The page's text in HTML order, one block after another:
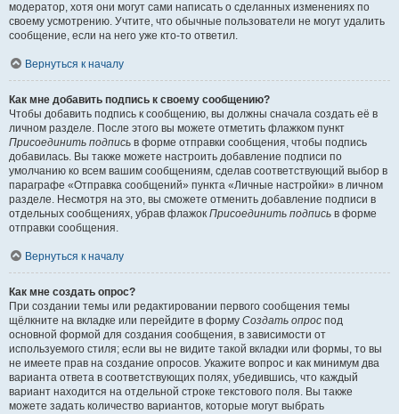
модератор, хотя они могут сами написать о сделанных изменениях по
своему усмотрению. Учтите, что обычные пользователи не могут удалить
сообщение, если на него уже кто-то ответил.
Вернуться к началу
Как мне добавить подпись к своему сообщению?
Чтобы добавить подпись к сообщению, вы должны сначала создать её в
личном разделе. После этого вы можете отметить флажком пункт
Присоединить подпись в форме отправки сообщения, чтобы подпись
добавилась. Вы также можете настроить добавление подписи по
умолчанию ко всем вашим сообщениям, сделав соответствующий выбор в
параграфе «Отправка сообщений» пункта «Личные настройки» в личном
разделе. Несмотря на это, вы сможете отменить добавление подписи в
отдельных сообщениях, убрав флажок Присоединить подпись в форме
отправки сообщения.
Вернуться к началу
Как мне создать опрос?
При создании темы или редактировании первого сообщения темы
щёлкните на вкладке или перейдите в форму Создать опрос под
основной формой для создания сообщения, в зависимости от
используемого стиля; если вы не видите такой вкладки или формы, то вы
не имеете прав на создание опросов. Укажите вопрос и как минимум два
варианта ответа в соответствующих полях, убедившись, что каждый
вариант находится на отдельной строке текстового поля. Вы также
можете задать количество вариантов, которые могут выбрать